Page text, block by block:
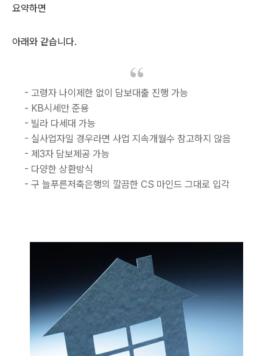
요약하면
아래와 같습니다.
- 고령자 나이제한 없이 담보대출 진행 가능
- KB시세만 준용
- 빌라 다세대 가능
- 실사업자일 경우라면 사업 지속개월수 참고하지 않음
- 제3자 담보제공 가능
- 다양한 상환방식
- 구 늘푸른저축은행의 깔끔한 CS 마인드 그대로 입각